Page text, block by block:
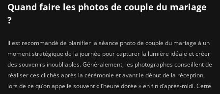
Quand faire les photos de couple du mariage
?
Il est recommandé de planifier la séance photo de couple du mariage à un
moment stratégique de la journée pour capturer la lumière idéale et créer
des souvenirs inoubliables. Généralement, les photographes conseillent de
réaliser ces clichés après la cérémonie et avant le début de la réception,
lors de ce qu’on appelle souvent « l’heure dorée » en fin d’après-midi. Cette